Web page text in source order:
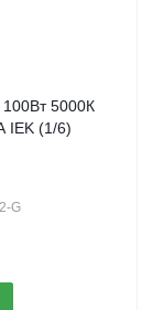
100Вт 5000К
IEK (1/6)
G